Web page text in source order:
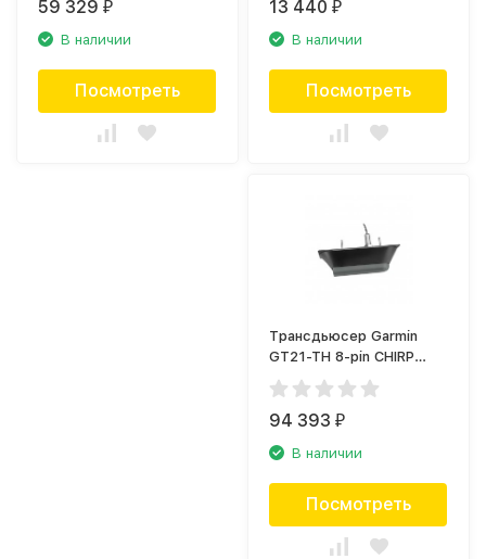
59 329₽
В наличии
Посмотреть
13 440₽
В наличии
Посмотреть
Трансдьюсер Garmin
GT21-TH 8-pin CHIRP
DownVu (010-01962-10)
94 393₽
В наличии
Посмотреть